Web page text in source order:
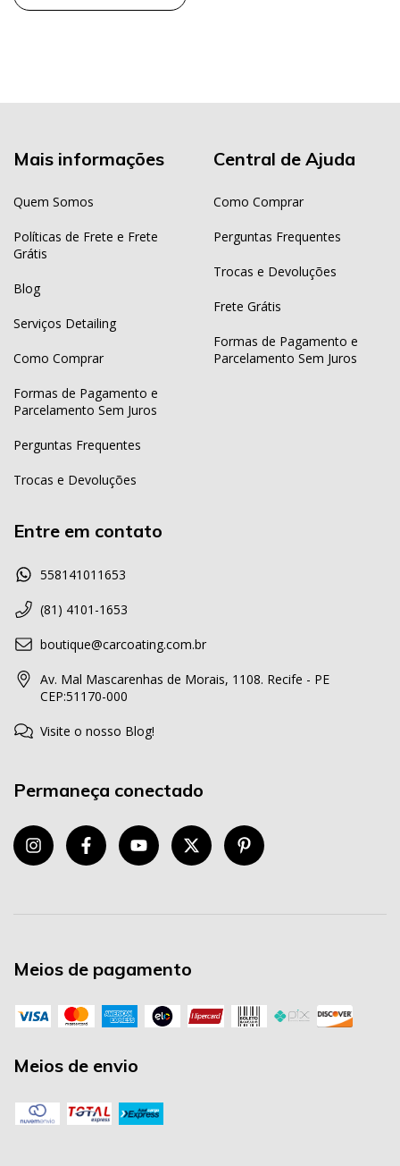
Mais informações
Quem Somos
Políticas de Frete e Frete
Grátis
Blog
Serviços Detailing
Como Comprar
Formas de Pagamento e
Parcelamento Sem Juros
Perguntas Frequentes
Trocas e Devoluções
Central de Ajuda
Como Comprar
Perguntas Frequentes
Trocas e Devoluções
Frete Grátis
Formas de Pagamento e
Parcelamento Sem Juros
Entre em contato
558141011653
(81) 4101-1653
boutique@carcoating.com.br
Av. Mal Mascarenhas de Morais, 1108. Recife - PE
CEP:51170-000
Visite o nosso Blog!
Permaneça conectado
Meios de pagamento
Meios de envio